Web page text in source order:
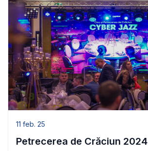
11 feb. 25
Petrecerea de Crăciun 2024